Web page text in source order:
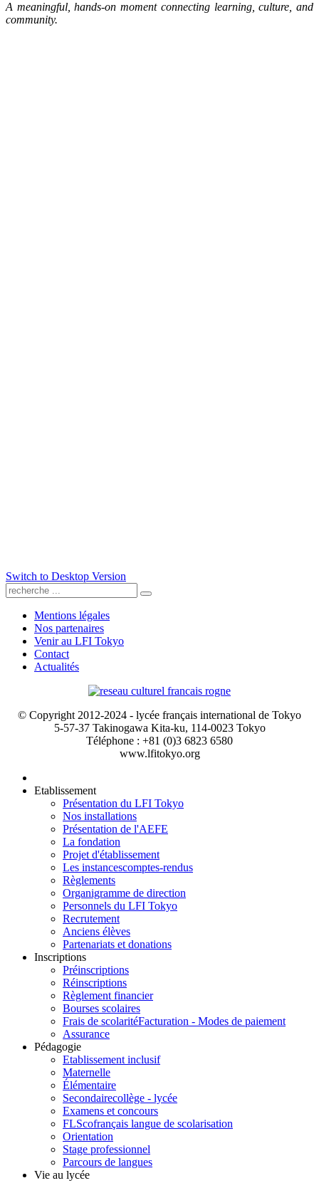
A meaningful, hands-on moment connecting learning, culture, and
community.
Switch to Desktop Version
Mentions légales
Nos partenaires
Venir au LFI Tokyo
Contact
Actualités
© Copyright 2012-2024 - lycée français international de Tokyo
5-57-37 Takinogawa Kita-ku, 114-0023 Tokyo
Téléphone : +81 (0)3 6823 6580
www.lfitokyo.org
Etablissement
Présentation du LFI Tokyo
Nos installations
Présentation de l'AEFE
La fondation
Projet d'établissement
Les instancescomptes-rendus
Règlements
Organigramme de direction
Personnels du LFI Tokyo
Recrutement
Anciens élèves
Partenariats et donations
Inscriptions
Préinscriptions
Réinscriptions
Règlement financier
Bourses scolaires
Frais de scolaritéFacturation - Modes de paiement
Assurance
Pédagogie
Etablissement inclusif
Maternelle
Élémentaire
Secondairecollège - lycée
Examens et concours
FLScofrançais langue de scolarisation
Orientation
Stage professionnel
Parcours de langues
Vie au lycée